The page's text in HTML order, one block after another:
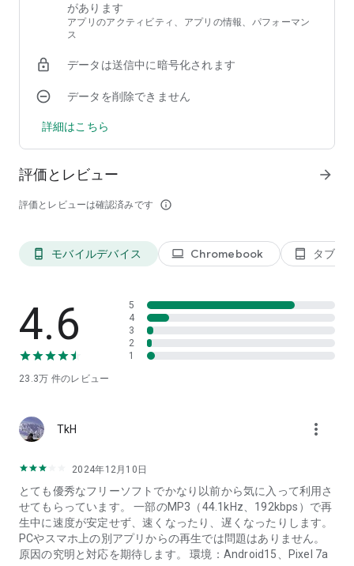
✓ ID3タグ編集対応
✓ 歌詞の表示 (埋め込み及びlrcファイル)
✓ 複数の色鮮やかなテーマ
✓ 音楽ビジュアライザーの表示
✓ 音量バランスの調整
✓ Chromecastに対応
✓ Last.fm Scrobble
✓ 広告なし
✓ スリープタイマーなど
PulsarはMP3,AAC,FLAC,OGG,WAV等の音楽ファイル方式に対
応しています。音楽が表示されない場合には「ライブラリーの
再スキャン」を選択してください。
す、こちらをクリックしてください:
https://rhmsoft.com/pulsar/help/help.html
ださい：support@rhmsoft.com。
があります
アプリのアクティビティ、アプリの情報、パフォーマン
ス
データは送信中に暗号化されます
データを削除できません
詳細はこちら
評価とレビュー
評価とレビューは確認済みです info_outline
arrow_forward
phone_android モバイルデバイス laptop Chromebook tablet_android タブレ
4.6
23.3万 件のレビュー
5
4
3
2
1
TkH more_vert
2024年12月10日
とても優秀なフリーソフトでかなり以前から気に入って利用さ
せてもらっています。 一部のMP3（44.1kHz、192kbps）で再
生中に速度が安定せず、速くなったり、遅くなったりします。
PCやスマホ上の別アプリからの再生では問題はありません。
原因の究明と対応を期待します。 環境：Android15、Pixel 7a